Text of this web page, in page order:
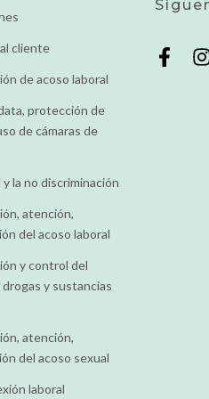
cliente
de acoso laboral
protección de
de cámaras de
la no discriminación
atención,
del acoso laboral
y control del
y sustancias
atención,
del acoso sexual
laboral